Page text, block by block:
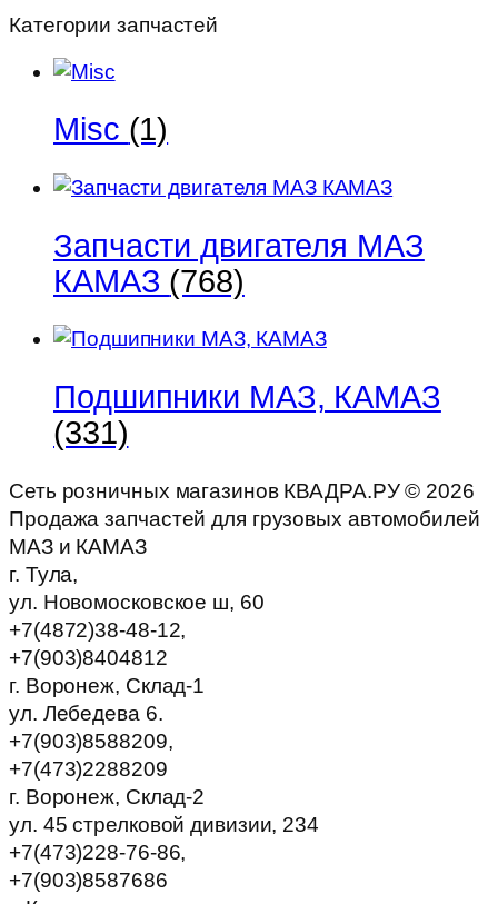
5003065192
Категории запчастей
Misc (1)
Запчасти двигателя МАЗ
КАМАЗ (768)
Подшипники МАЗ, КАМАЗ
(331)
Сеть розничных магазинов КВАДРА.РУ © 2026
Продажа запчастей для грузовых автомобилей
МАЗ и КАМАЗ
г. Тула,
ул. Новомосковское ш, 60
+7(4872)38-48-12,
+7(903)8404812
г. Воронеж, Склад-1
ул. Лебедева 6.
+7(903)8588209,
+7(473)2288209
г. Воронеж, Склад-2
ул. 45 стрелковой дивизии, 234
+7(473)228-76-86,
+7(903)8587686